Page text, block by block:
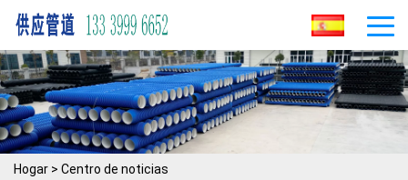
Hogar > Centro de noticias